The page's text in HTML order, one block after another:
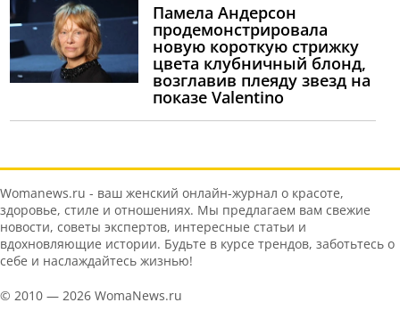
Памела Андерсон
продемонстрировала
новую короткую стрижку
цвета клубничный блонд,
возглавив плеяду звезд на
показе Valentino
Womanews.ru - ваш женский онлайн-журнал о красоте,
здоровье, стиле и отношениях. Мы предлагаем вам свежие
новости, советы экспертов, интересные статьи и
вдохновляющие истории. Будьте в курсе трендов, заботьтесь о
себе и наслаждайтесь жизнью!
© 2010 — 2026 WomaNews.ru